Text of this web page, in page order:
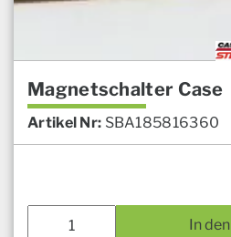
Magnetschalter Case
Artikel Nr: SBA185816360
In